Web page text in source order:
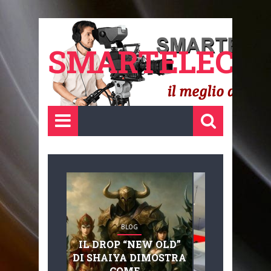
BLOG
IL DROP “NEW OLD”
DI SHAIYA DIMOSTRA